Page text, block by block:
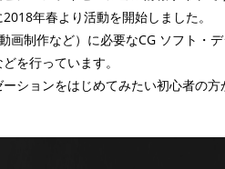
年春より活動を開始しました。
画制作など）に必要なCG ソフト・
を行っています。
ションをはじめてみたい初心者の